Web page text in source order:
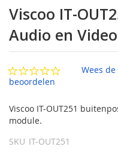
naar
het
begin
van
de
afbeeldingen-
gallerij
Viscoo IT-
Audio en
Wees
beoordelen
Viscoo IT-OUT251
module.
SKU IT-OUT251